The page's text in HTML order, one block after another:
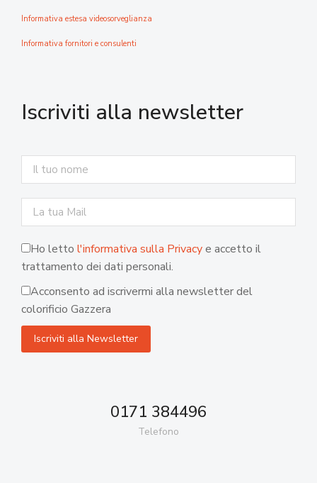
Informativa estesa videosorveglianza
Informativa fornitori e consulenti
Iscriviti alla newsletter
Ho letto l'informativa sulla Privacye accetto il
trattamento dei dati personali.
Acconsento ad iscrivermi alla newsletter del
colorificio Gazzera
0171 384496
Telefono